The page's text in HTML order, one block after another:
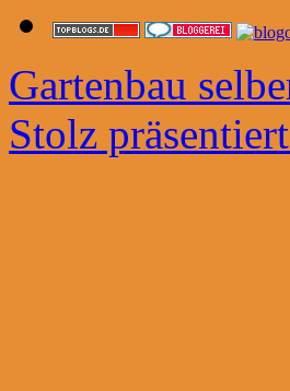
Gartenbau
Stolz